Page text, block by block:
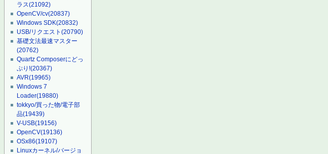
ラス(21092)
OpenCV/cv(20837)
Windows SDK(20832)
USB/リクエスト(20790)
基礎文法最速マスター
(20762)
Quartz Composerにどっ
ぷり!(20367)
AVR(19965)
Windows 7
Loader(19880)
tokkyo/買った物/電子部
品(19439)
V-USB(19156)
OpenCV(19136)
OSx86(19107)
Linuxカーネル/バージョ